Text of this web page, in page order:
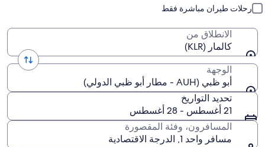
رحلات طيران مباشرة فقط
الانطلاق من
كالمار (KLR)
الوجهة
أبو ظبي (AUH - مطار أبو ظبي الدولي)
تحديد التواريخ
21 أغسطس - 28 أغسطس
المسافرون، وفئة المقصورة
مسافر واحد 1, الدرجة الاقتصادية